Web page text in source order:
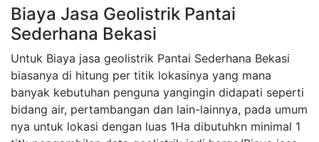
Biaya Jasa Geolistrik Pantai
Sederhana Bekasi
Untuk Biaya jasa geolistrik Pantai Sederhana Bekasi
biasanya di hitung per titik lokasinya yang mana
banyak kebutuhan penguna yangingin didapati seperti
bidang air, pertambangan dan lain-lainnya, pada umum
nya untuk lokasi dengan luas 1Ha dibutuhkn minimal 1